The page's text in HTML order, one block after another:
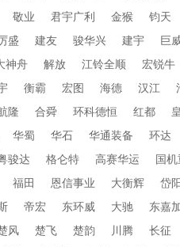
敬业 君宇广利 金猴 钧天
盛 建友 骏华兴 建宇 巨
神舟 解放 江铃全顺 宏锐牛
衡霸 宏图 海德 汉江
隆 合舜 环科德恒 红都
华蜀 华石 华通装备 环达
骏达 格仑特 高赛华运 国
福田 恩信事业 大衡辉 岱阳
帝宏 东环威 大驰 东嘉
风 楚飞 楚韵 川腾 长征